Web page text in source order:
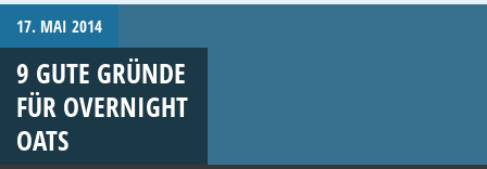
17. MAI 2014
9 GUTE GRÜNDE
FÜR OVERNIGHT
OATS